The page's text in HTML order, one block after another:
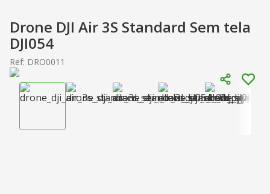
Drone DJI Air 3S Standard Sem tela
DJI054
Ref: DRO0011